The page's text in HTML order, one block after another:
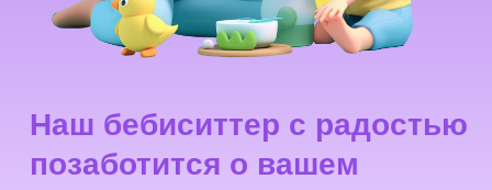
наслаждаться ужином
в ресторане